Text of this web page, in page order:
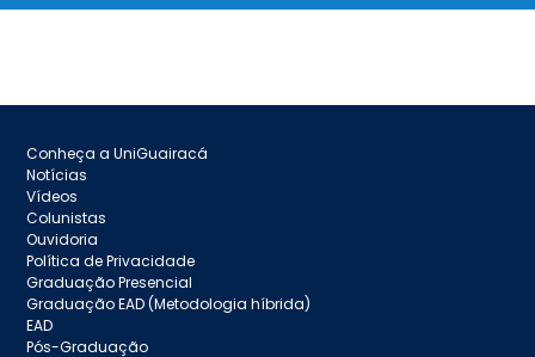
Conheça a UniGuairacá
Notícias
Vídeos
Colunistas
Ouvidoria
Política de Privacidade
Graduação Presencial
Graduação EAD (Metodologia híbrida)
EAD
Pós-Graduação